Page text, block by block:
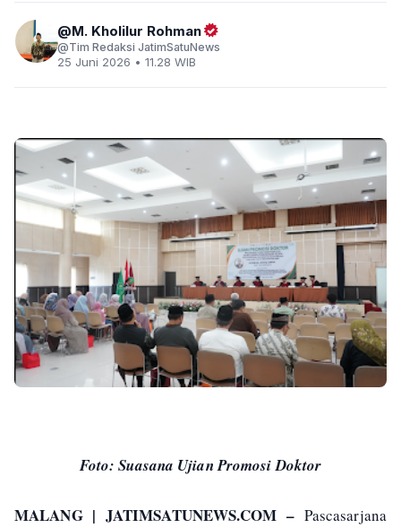
M. Kholilur Rohman
Tim Redaksi JatimSatuNews
25 Juni 2026 • 11.28 WIB
Foto: Suasana Ujian Promosi Doktor
MALANG | JATIMSATUNEWS.COM – Pascasarjana